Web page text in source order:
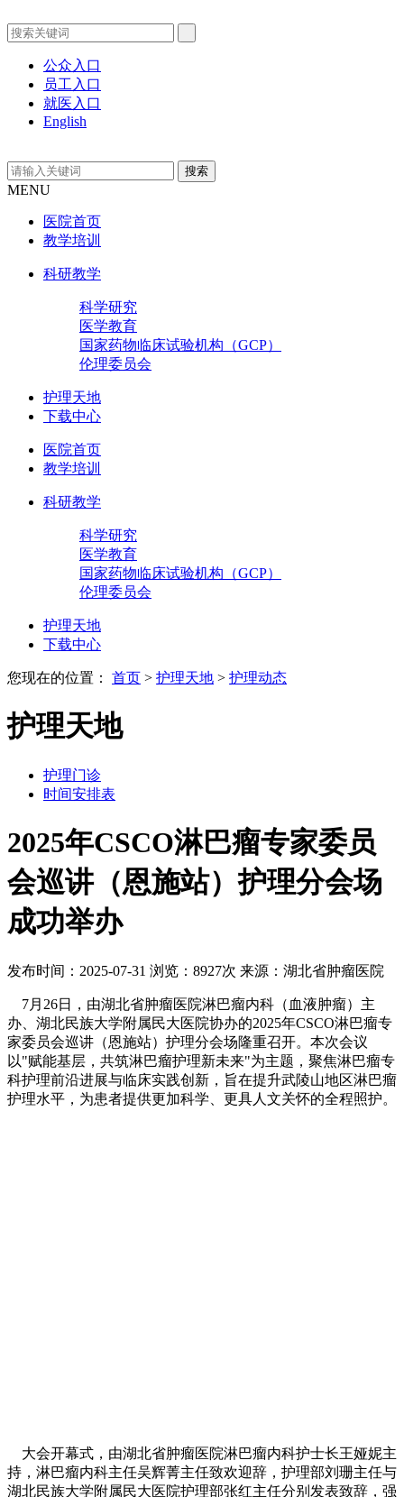
公众入口
员工入口
就医入口
English
MENU
医院首页
教学培训
科研教学
科学研究
医学教育
国家药物临床试验机构（GCP）
伦理委员会
护理天地
下载中心
医院首页
教学培训
科研教学
科学研究
医学教育
国家药物临床试验机构（GCP）
伦理委员会
护理天地
下载中心
您现在的位置： 首页 > 护理天地 > 护理动态
护理天地
护理门诊
时间安排表
2025年CSCO淋巴瘤专家委员
会巡讲（恩施站）护理分会场
成功举办
发布时间：2025-07-31 浏览：8927次 来源：湖北省肿瘤医院
7月26日，由湖北省肿瘤医院淋巴瘤内科（血液肿瘤）主
办、湖北民族大学附属民大医院协办的2025年CSCO淋巴瘤专
家委员会巡讲（恩施站）护理分会场隆重召开。本次会议
以"赋能基层，共筑淋巴瘤护理新未来"为主题，聚焦淋巴瘤专
科护理前沿进展与临床实践创新，旨在提升武陵山地区淋巴瘤
护理水平，为患者提供更加科学、更具人文关怀的全程照护。
大会开幕式，由湖北省肿瘤医院淋巴瘤内科护士长王娅妮主
持，淋巴瘤内科主任吴辉菁主任致欢迎辞，护理部刘珊主任与
湖北民族大学附属民大医院护理部张红主任分别发表致辞，强